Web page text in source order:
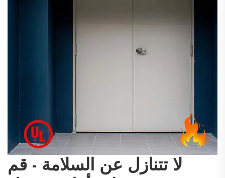
لا تتنازل عن السلامة - قم